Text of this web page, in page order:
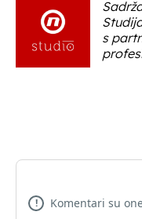
s
! Komentari su